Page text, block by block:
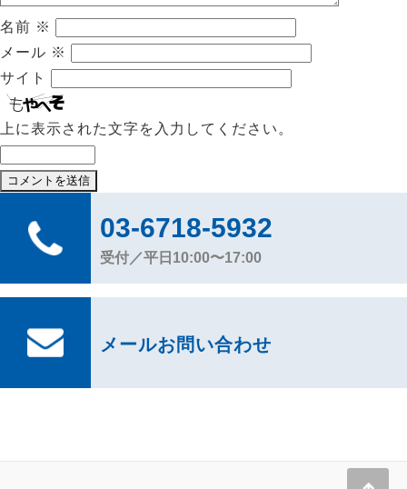
名前 ※
メール ※
サイト
上に表示された文字を入力してください。
03-6718-5932
受付／平日10:00〜17:00
メールお問い合わせ